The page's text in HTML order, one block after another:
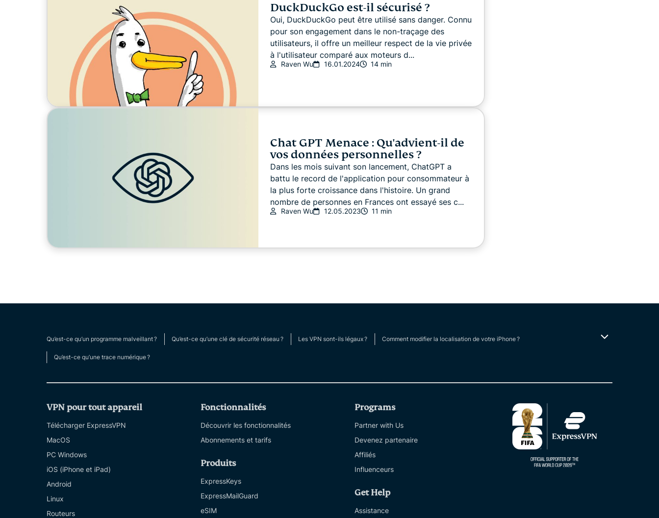
DuckDuckGo est-il sécurisé ?
Oui, DuckDuckGo peut être utilisé sans danger. Connu
pour son engagement dans le non-traçage des
utilisateurs, il offre un meilleur respect de la vie privée
à l'utilisateur comparé aux moteurs d...
Raven Wu 16.01.2024 14 min
Chat GPT Menace : Qu'advient-il de
vos données personnelles ?
Dans les mois suivant son lancement, ChatGPT a
battu le record de l'application pour consommateur à
la plus forte croissance dans l'histoire. Un grand
nombre de personnes en Frances ont essayé ses c...
Raven Wu 12.05.2023 11 min
Qu’est-ce qu’un programme malveillant ? Qu’est-ce qu’une clé de sécurité réseau ? Les VPN sont-ils légaux ? Comment modifier la localisation de votre iPhone ?
Qu’est-ce qu’une trace numérique ?
VPN pour tout appareil
Télécharger ExpressVPN
MacOS
PC Windows
iOS (iPhone et iPad)
Android
Linux
Routeurs
Fonctionnalités
Découvrir les fonctionnalités
Abonnements et tarifs
Produits
ExpressKeys
ExpressMailGuard
eSIM
Programs
Partner with Us
Devenez partenaire
Affiliés
Influenceurs
Get Help
Assistance